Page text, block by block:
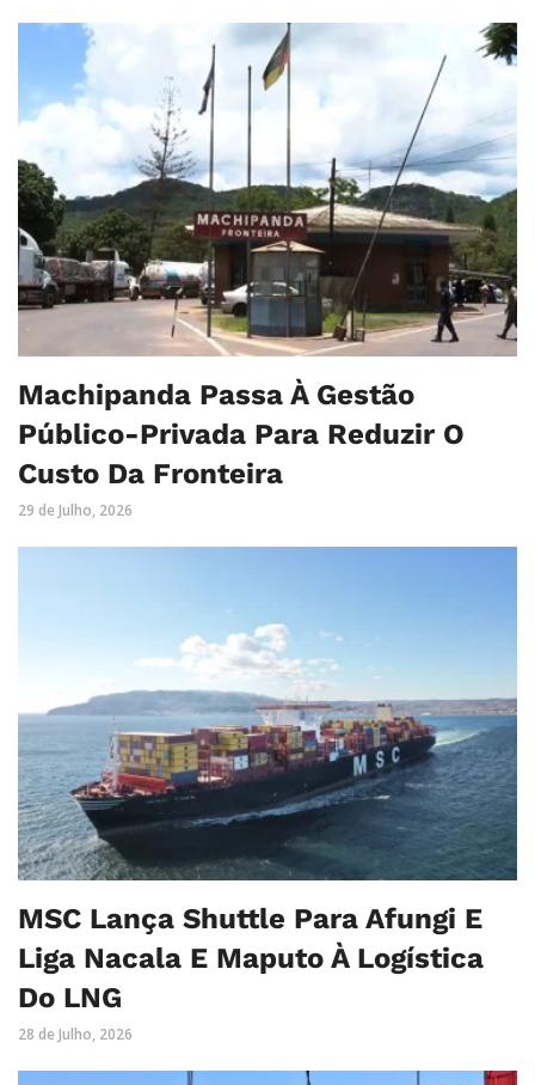
Machipanda Passa À Gestão
Público-Privada Para Reduzir O
Custo Da Fronteira
29 de Julho, 2026
MSC Lança Shuttle Para Afungi E
Liga Nacala E Maputo À Logística
Do LNG
28 de Julho, 2026